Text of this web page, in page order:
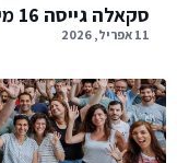
סקאלה גייסה 16 מיליון דולר להנדסת חלבונים
11 אפריל, 2026